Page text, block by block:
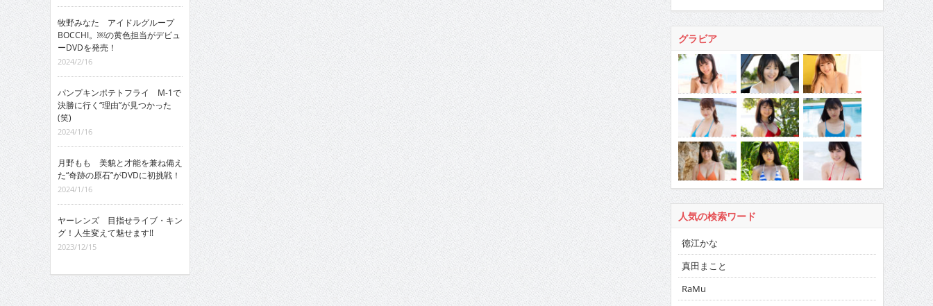
牧野みなた アイドルグループ
BOCCHI。￼の黄色担当がデビュ
ーDVDを発売！
2024/2/16
パンプキンポテトフライ M-1で
決勝に行く“理由”が見つかった
(笑)
2024/1/16
月野もも 美貌と才能を兼ね備え
た“奇跡の原石”がDVDに初挑戦！
2024/1/16
ヤーレンズ 目指せライブ・キン
グ！人生変えて魅せます!!
2023/12/15
グラビア
人気の検索ワード
徳江かな
真田まこと
RaMu